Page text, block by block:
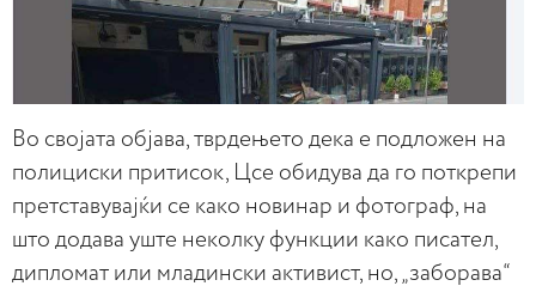
Во својата објава, тврдењето дека е подложен на
полициски притисок, Цсе обидува да го поткрепи
претставувајќи се како новинар и фотограф, на
што додава уште неколку функции како писател,
дипломат или младински активист, но, „заборава“